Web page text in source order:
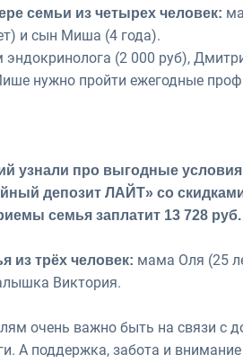
семьи из четырех человек:
и сын Миша (4 года).
(2 000 руб),
нужно пройти ежегодные
узнали про выгодные
депозит ЛАЙТ» со
семья заплатит 13 728
из трёх человек: мама Оля (25
Виктория.
очень важно быть на связи с
А поддержка, забота и